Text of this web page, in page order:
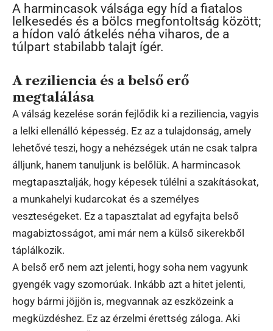
A harmincasok válsága egy híd a fiatalos
lelkesedés és a bölcs megfontoltság között;
a hídon való átkelés néha viharos, de a
túlpart stabilabb talajt ígér.
A reziliencia és a belső erő
megtalálása
A válság kezelése során fejlődik ki a reziliencia, vagyis
a lelki ellenálló képesség. Ez az a tulajdonság, amely
lehetővé teszi, hogy a nehézségek után ne csak talpra
álljunk, hanem tanuljunk is belőlük. A harmincasok
megtapasztalják, hogy képesek túlélni a szakításokat,
a munkahelyi kudarcokat és a személyes
veszteségeket. Ez a tapasztalat ad egyfajta belső
magabiztosságot, ami már nem a külső sikerekből
táplálkozik.
A belső erő nem azt jelenti, hogy soha nem vagyunk
gyengék vagy szomorúak. Inkább azt a hitet jelenti,
hogy bármi jöjjön is, megvannak az eszközeink a
megküzdéshez. Ez az érzelmi érettség záloga. Aki